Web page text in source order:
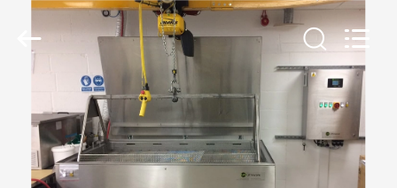
ПРОДУКТЫ